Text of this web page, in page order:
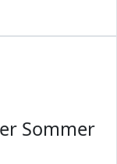
Sommer